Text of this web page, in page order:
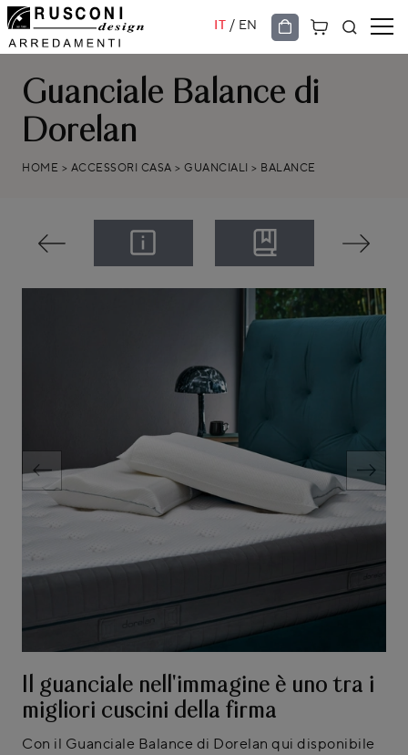
IT / EN
Guanciale Balance di
Dorelan
HOME > ACCESSORI CASA > GUANCIALI > BALANCE
Il guanciale nell'immagine è uno tra i
migliori cuscini della firma
Con il Guanciale Balance di Dorelan qui disponibile